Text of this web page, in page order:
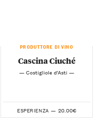
PRODUTTORE DI VINO
Cascina Ciuché
— Costigliole d’Asti —
ESPERIENZA — 20.00€